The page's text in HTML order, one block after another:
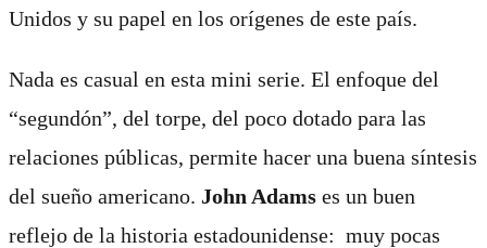
Unidos y su papel en los orígenes de este país.
Nada es casual en esta mini serie. El enfoque del
“segundón”, del torpe, del poco dotado para las
relaciones públicas, permite hacer una buena síntesis
del sueño americano. John Adams es un buen
reflejo de la historia estadounidense: muy pocas